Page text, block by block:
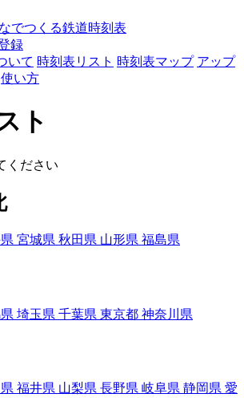
でつくる鉄道時刻表
録
いて 時刻表リスト 時刻表マップ アップ
使い方
ト
ください
宮城県 秋田県 山形県 福島県
埼玉県 千葉県 東京都 神奈川県
福井県 山梨県 長野県 岐阜県 静岡県 愛